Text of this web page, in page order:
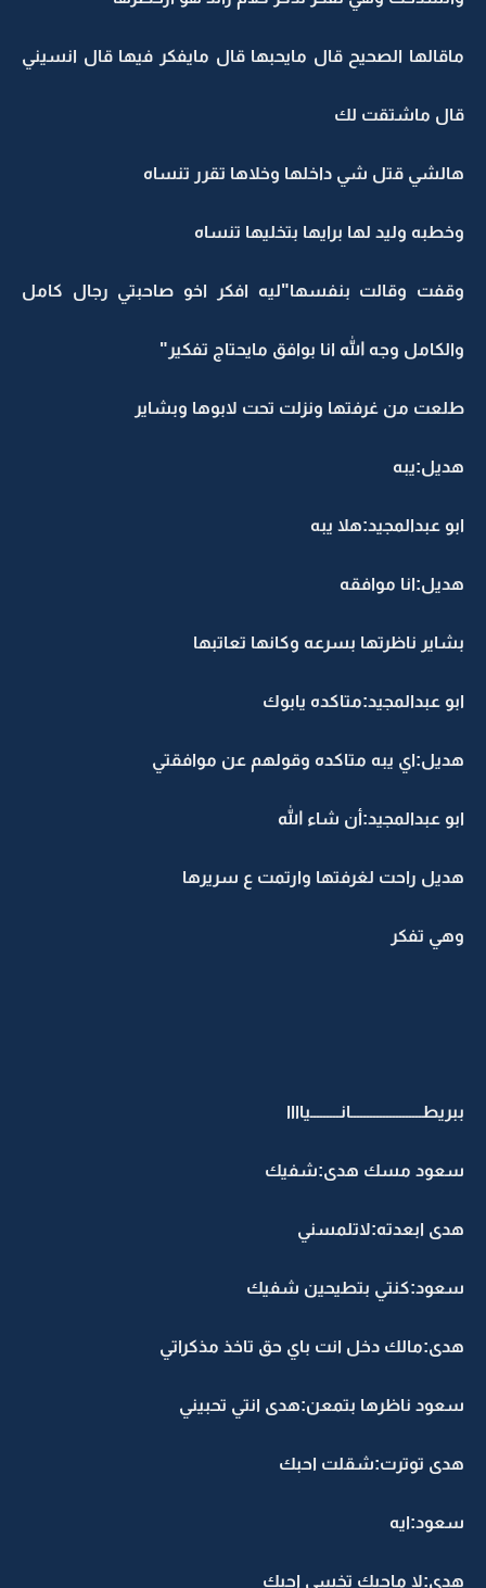
ماقالها الصحيح قال مايحبها قال مايفكر فيها قال انسيني
قال ماشتقت لك
هالشي قتل شي داخلها وخلاها تقرر تنساه
وخطبه وليد لها برايها بتخليها تنساه
وقفت وقالت بنفسها"ليه افكر اخو صاحبتي رجال كامل
والكامل وجه الله انا بوافق مايحتاج تفكير"
طلعت من غرفتها ونزلت تحت لابوها وبشاير
هديل:يبه
ابو عبدالمجيد:هلا يبه
هديل:انا موافقه
بشاير ناظرتها بسرعه وكانها تعاتبها
ابو عبدالمجيد:متاكده يابوك
هديل:اي يبه متاكده وقولهم عن موافقتي
ابو عبدالمجيد:أن شاء الله
هديل راحت لغرفتها وارتمت ع سريرها
وهي تفكر
ببريطــــــــــــــــــــــانـــــــــياااا
سعود مسك هدى:شفيك
هدى ابعدته:لاتلمسني
سعود:كنتي بتطيحين شفيك
هدى:مالك دخل انت باي حق تاخذ مذكراتي
سعود ناظرها بتمعن:هدى انتي تحبيني
هدى توترت:شقلت احبك
سعود:ايه
هدى:لا ماحبك تخسي احبك